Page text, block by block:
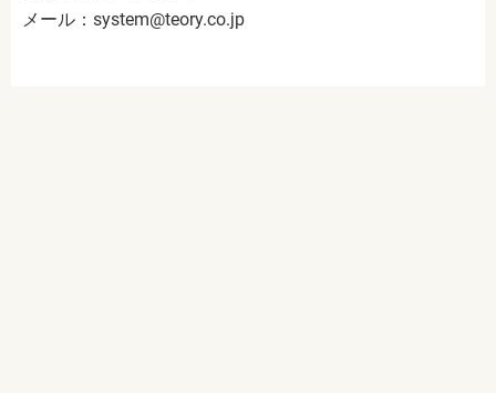
メール：system@teory.co.jp